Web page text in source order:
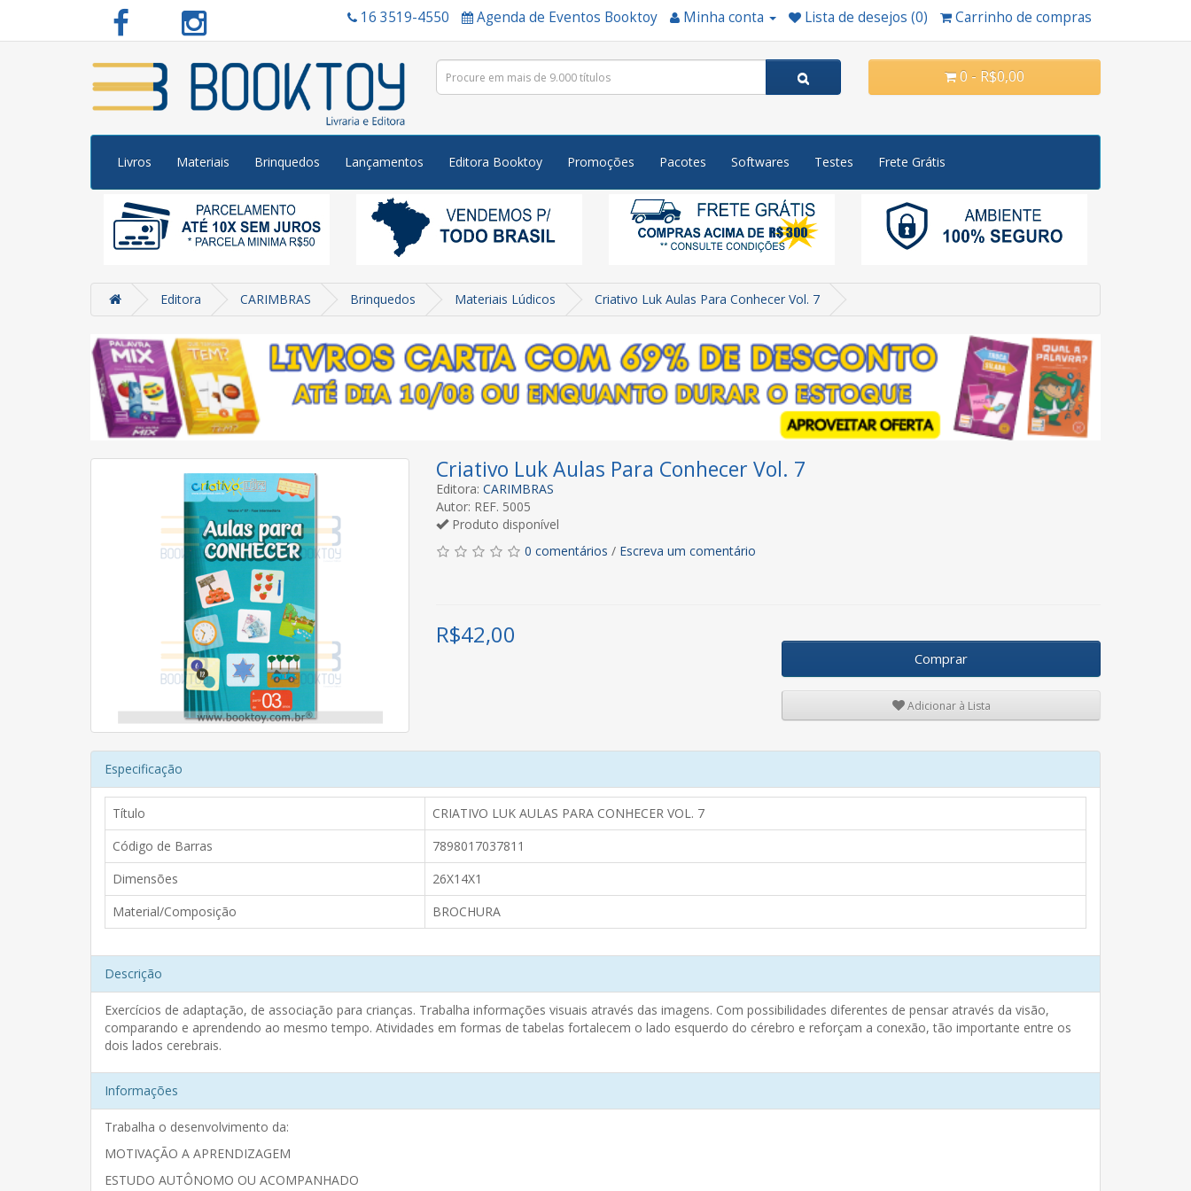
16 3519-4550 Agenda de Eventos Booktoy Minha conta Lista de desejos (0) Carrinho de compras
0 - R$0,00
Livros Materiais Brinquedos Lançamentos Editora Booktoy Promoções Pacotes Softwares Testes Frete Grátis
Editora CARIMBRAS Brinquedos Materiais Lúdicos Criativo Luk Aulas Para Conhecer Vol. 7
Criativo Luk Aulas Para Conhecer Vol. 7
Editora: CARIMBRAS
Autor: REF. 5005
Produto disponível
0 comentários / Escreva um comentário
R$42,00
Comprar
Adicionar à Lista
Especificação
Título
CRIATIVO LUK AULAS PARA CONHECER VOL. 7
Código de Barras
7898017037811
Dimensões
26X14X1
Material/Composição
BROCHURA
Descrição
Exercícios de adaptação, de associação para crianças. Trabalha informações visuais através das imagens. Com possibilidades diferentes de pensar através da visão,
comparando e aprendendo ao mesmo tempo. Atividades em formas de tabelas fortalecem o lado esquerdo do cérebro e reforçam a conexão, tão importante entre os
dois lados cerebrais.
Informações
Trabalha o desenvolvimento da:
MOTIVAÇÃO A APRENDIZAGEM
ESTUDO AUTÔNOMO OU ACOMPANHADO